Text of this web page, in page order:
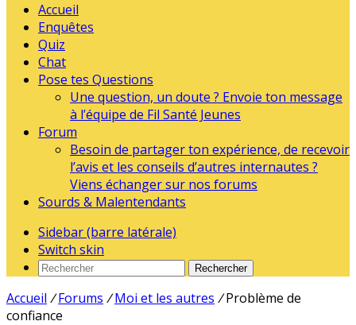
Accueil
Enquêtes
Quiz
Chat
Pose tes Questions
Une question, un doute ? Envoie ton message
à l’équipe de Fil Santé Jeunes
Forum
Besoin de partager ton expérience, de recevoir
l’avis et les conseils d’autres internautes ?
Viens échanger sur nos forums
Sourds & Malentendants
Sidebar (barre latérale)
Switch skin
Rechercher
Accueil / Forums / Moi et les autres / Problème de
confiance